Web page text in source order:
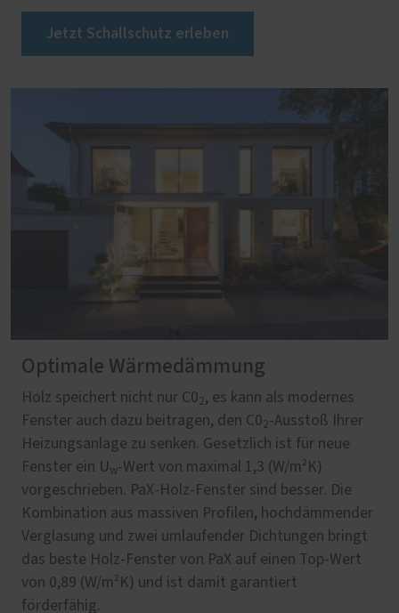
Jetzt Schallschutz erleben
Optimale Wärmedämmung
Holz speichert nicht nur C02, es kann als modernes
Fenster auch dazu beitragen, den C02-Ausstoß Ihrer
Heizungsanlage zu senken. Gesetzlich ist für neue
Fenster ein U w-Wert von maximal 1,3 (W/m²K)
vorgeschrieben. PaX-Holz-Fenster sind besser. Die
Kombination aus massiven Profilen, hochdämmender
Verglasung und zwei umlaufender Dichtungen bringt
das beste Holz-Fenster von PaX auf einen Top-Wert
von 0,89 (W/m²K) und ist damit garantiert
förderfähig.